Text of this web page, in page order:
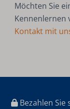
Möchten Sie
Kennenlernen
Kontakt mit
Bezahlen Sie